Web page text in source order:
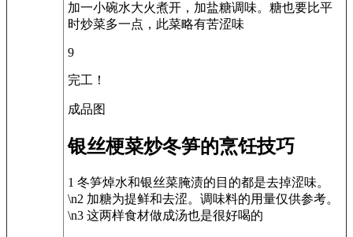
加一小碗水大火煮开，加盐糖调味。糖也要比平
时炒菜多一点，此菜略有苦涩味
9
完工！
成品图
银丝梗菜炒冬笋的烹饪技巧
1 冬笋焯水和银丝菜腌渍的目的都是去掉涩味。
\n2 加糖为提鲜和去涩。调味料的用量仅供参考。
\n3 这两样食材做成汤也是很好喝的